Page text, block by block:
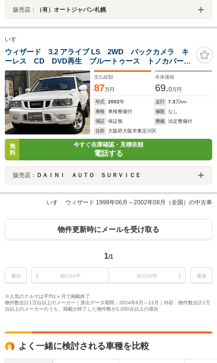
販売店： （有）オートジャパン札幌
いすゞ
ウィザード 3.2 アライブ LS 2WD バックカメラ キ
ーレス CD DVD再生 ブルートゥース トノカバー
アルミホイール 運転席&助手席エアバッグ
支払総額
87万円
本体価格
69.0万円
年式 2002年 走行 7.3万km
車検
車検整備付 修復
なし
保証
保証無 整備
法定整備付
住所
大阪府大阪市東淀川区
無
料
今すぐ在庫確認・見積依頼
電話する
販売店： ＤＡＩＮＩ ＡＵＴＯ ＳＵＲＶＩＣＥ
いすゞ ウィザード 1998年06月～2002年08月（全国）の中古車
物件更新時にメールを受け取る
1/1
最初 前の30件 次の30件 最後
※人気のクルマは平均1ヶ月で掲載終了
物件数合計1万台以上のメーカー｜算出データ期間：2024年9月～11月｜内容：物件数合計1万
台以上のメーカーのうち、掲載が終了した物件数が1,000台以上の場合
よく一緒に検討される車種を比較